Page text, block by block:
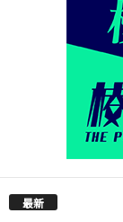
最新